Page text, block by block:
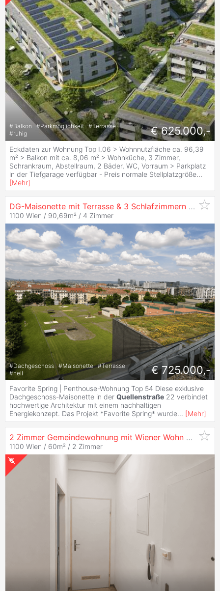
#Balkon #Parkmöglichkeit #Terrasse
#ruhig € 625.000,-
Eckdaten zur Wohnung Top I.06 > Wohnnutzfläche ca. 96,39
m² > Balkon mit ca. 8,06 m² > Wohnküche, 3 Zimmer,
Schrankraum, Abstellraum, 2 Bäder, WC, Vorraum > Parkplatz
in der Tiefgarage verfügbar - Preis normale Stellplatzgröße...
[Mehr]
DG-Maisonette mit Terrasse & 3 Schlafzimmern – Wohnen über den Dächern von Wien
1100 Wien / 90,69m² / 4 Zimmer
#Dachgeschoss #Maisonette #Terrasse
#hell € 725.000,-
Favorite Spring | Penthouse-Wohnung Top 54 Diese exklusive
Dachgeschoss-Maisonette in der Quellenstraße 22 verbindet
hochwertige Architektur mit einem nachhaltigen
Energiekonzept. Das Projekt *Favorite Spring* wurde... [Mehr]
2 Zimmer Gemeindewohnung mit Wiener Wohn Ticket
1100 Wien / 60m² / 2 Zimmer